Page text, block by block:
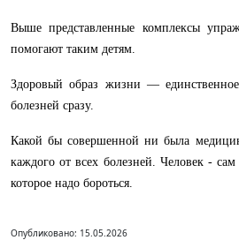
Выше представленные комплексы
помогают таким детям.
Здоровый образ жизни —
болезней сразу.
Какой бы совершенной ни была
каждого от всех болезней. Человек - сам
которое надо бороться.
Опубликовано: 15.05.2026